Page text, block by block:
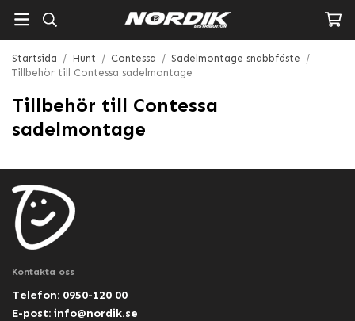
Startsida / Hunt / Contessa / Sadelmontage snabbfäste /
Tillbehör till Contessa sadelmontage
Tillbehör till Contessa
sadelmontage
Kontakta oss
Telefon: 0950-120 00
E-post: info@nordik.se